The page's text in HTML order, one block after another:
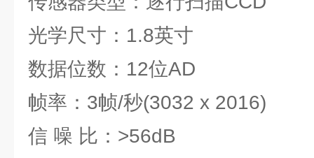
光学尺寸：1.8英寸
数据位数：12位AD
帧率：3帧/秒(3032 x 2016)
信 噪 比：>56dB